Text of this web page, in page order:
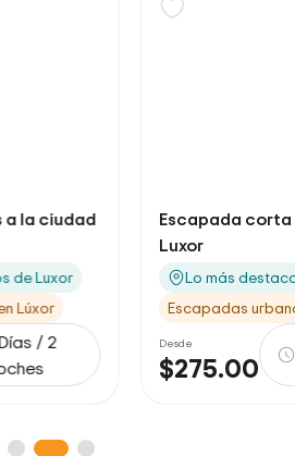
Escapada corta de 2 días en
Lo más destacados de Luxor
Escapadas urbanas en Lúxor
Desde
$275.00
2 Días / 1
Noche